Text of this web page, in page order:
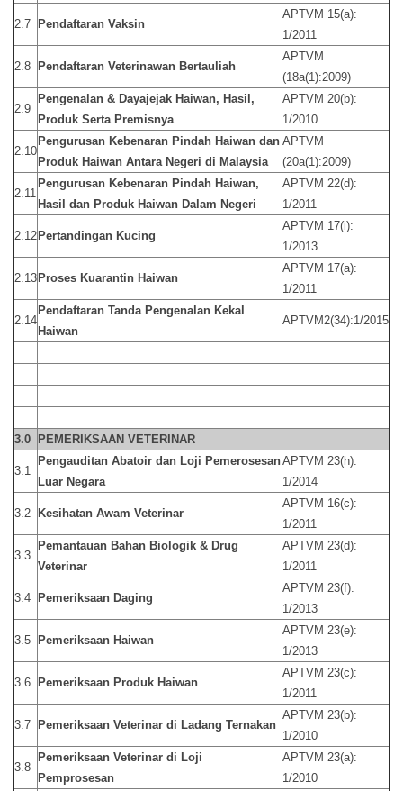
2.7 Pendaftaran Vaksin
APTVM 15(a):
1/2011
2.8 Pendaftaran Veterinawan Bertauliah
APTVM
(18a(1):2009)
2.9
Pengenalan & Dayajejak Haiwan, Hasil,
Produk Serta Premisnya
APTVM 20(b):
1/2010
2.10
Pengurusan Kebenaran Pindah Haiwan dan
Produk Haiwan Antara Negeri di Malaysia
APTVM
(20a(1):2009)
2.11
Pengurusan Kebenaran Pindah Haiwan,
Hasil dan Produk Haiwan Dalam Negeri
APTVM 22(d):
1/2011
2.12 Pertandingan Kucing
APTVM 17(i):
1/2013
2.13 Proses Kuarantin Haiwan
APTVM 17(a):
1/2011
2.14
Pendaftaran Tanda Pengenalan Kekal
Haiwan
APTVM2(34):1/2015
3.0 PEMERIKSAAN VETERINAR
3.1
Pengauditan Abatoir dan Loji Pemerosesan
Luar Negara
APTVM 23(h):
1/2014
3.2 Kesihatan Awam Veterinar
APTVM 16(c):
1/2011
3.3
Pemantauan Bahan Biologik & Drug
Veterinar
APTVM 23(d):
1/2011
3.4 Pemeriksaan Daging
APTVM 23(f):
1/2013
3.5 Pemeriksaan Haiwan
APTVM 23(e):
1/2013
3.6 Pemeriksaan Produk Haiwan
APTVM 23(c):
1/2011
3.7 Pemeriksaan Veterinar di Ladang Ternakan
APTVM 23(b):
1/2010
3.8
Pemeriksaan Veterinar di Loji
Pemprosesan
APTVM 23(a):
1/2010